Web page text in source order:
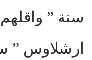
سنة ” واقلهم
ارشلاوس ”